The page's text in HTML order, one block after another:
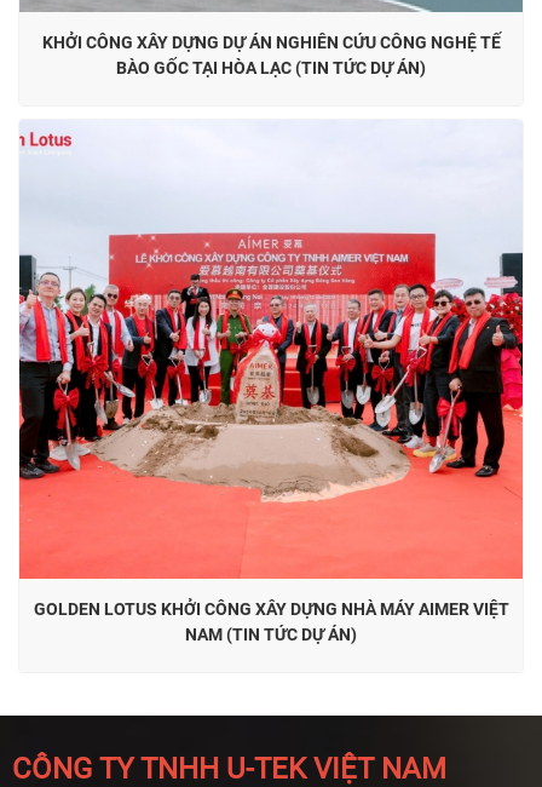
KHỞI CÔNG XÂY DỰNG DỰ ÁN NGHIÊN CỨU CÔNG NGHỆ TẾ
BÀO GỐC TẠI HÒA LẠC (TIN TỨC DỰ ÁN)
GOLDEN LOTUS KHỞI CÔNG XÂY DỰNG NHÀ MÁY AIMER VIỆT
NAM (TIN TỨC DỰ ÁN)
CÔNG TY TNHH U-TEK VIỆT NAM